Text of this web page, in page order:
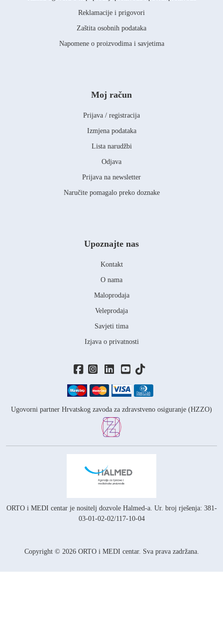
Reklamacije i prigovori
Zaštita osobnih podataka
Napomene o proizvodima i savjetima
Moj račun
Prijava / registracija
Izmjena podataka
Lista narudžbi
Odjava
Prijava na newsletter
Naručite pomagalo preko doznake
Copyright © 2026 ORTO i MEDI centar. Sva prava zadržana.
Ugovorni partner Hrvatskog zavoda za zdravstveno osiguranje (HZZO)
ORTO i MEDI centar je nositelj dozvole Halmed-a. Ur. broj rješenja: 381-
03-01-02-02/117-10-04
Upoznajte nas
Kontakt
O nama
Maloprodaja
Veleprodaja
Savjeti tima
Izjava o privatnosti